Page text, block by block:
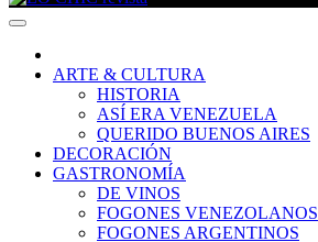
ARTE & CULTURA
HISTORIA
ASÍ ERA VENEZUELA
QUERIDO BUENOS AIRES
DECORACIÓN
GASTRONOMÍA
DE VINOS
FOGONES VENEZOLANOS
FOGONES ARGENTINOS